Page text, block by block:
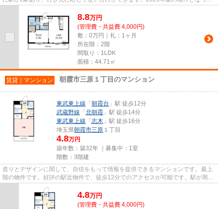
8.8万円
(管理費・共益費 4,000円)
敷：0万円｜礼：1ヶ月
所在階：2階
間取り：1LDK
面積：44.71㎡
賃貸｜マンション 朝霞市三原１丁目のマンション
東武東上線 「 朝霞台 」駅 徒歩12分
武蔵野線 「 北朝霞 」駅 徒歩14分
東武東上線 「 志木 」駅 徒歩16分
埼玉県朝霞市三原 １丁目
4.8万円
築年数：築32年 ｜募集中： 1室
階数：3階建
造りとデザインに関して、自信をもって情報を提供できるマンションです。最上
階の物件です。好評の駅近物件で、徒歩12分でのアクセスが可能です。駅が周辺
に2つあるので行動範囲が広が...
4.8万円
(管理費・共益費 4,000円)